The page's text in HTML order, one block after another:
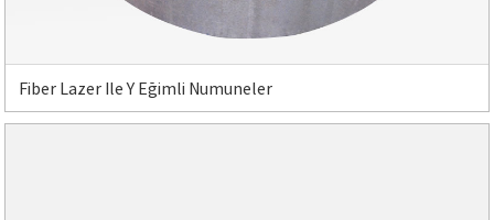
Fiber Lazer Ile Y Eğimli Numuneler